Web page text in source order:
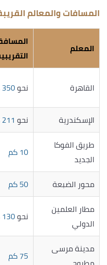
المسافات والمعالم
المعلم
القاهرة نحو350 كم
الإسكندرية
نحو 211 كم
طريق الفوكا
الجديد
10 كم
محور الضبعة 50 كم
مطار العلمين
الدولي
نحو130 كم
مدينة مرسى
75 كم